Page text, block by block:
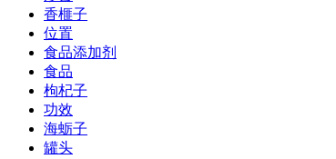
香榧子
位置
食品添加剂
食品
枸杞子
功效
海蛎子
罐头